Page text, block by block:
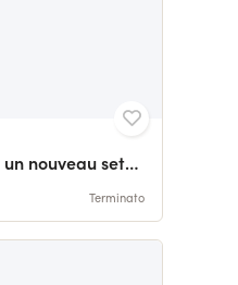
💫 4 ans de live… et un nouveau setup à construire !
Terminato